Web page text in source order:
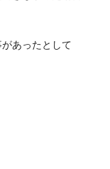
あったとして